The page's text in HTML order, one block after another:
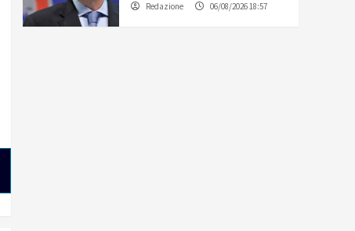
Redazione 06/08/2026 18:57